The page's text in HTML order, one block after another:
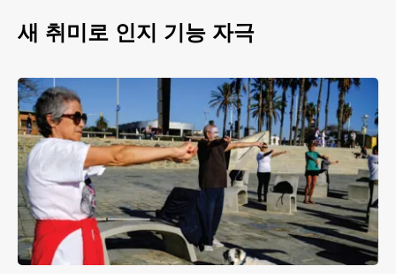
새 취미로 인지 기능 자극